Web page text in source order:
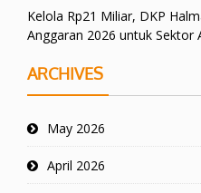
Kelola Rp21 Miliar, DKP
Anggaran 2026 untuk Sektor
ARCHIVES
May 2026
April 2026